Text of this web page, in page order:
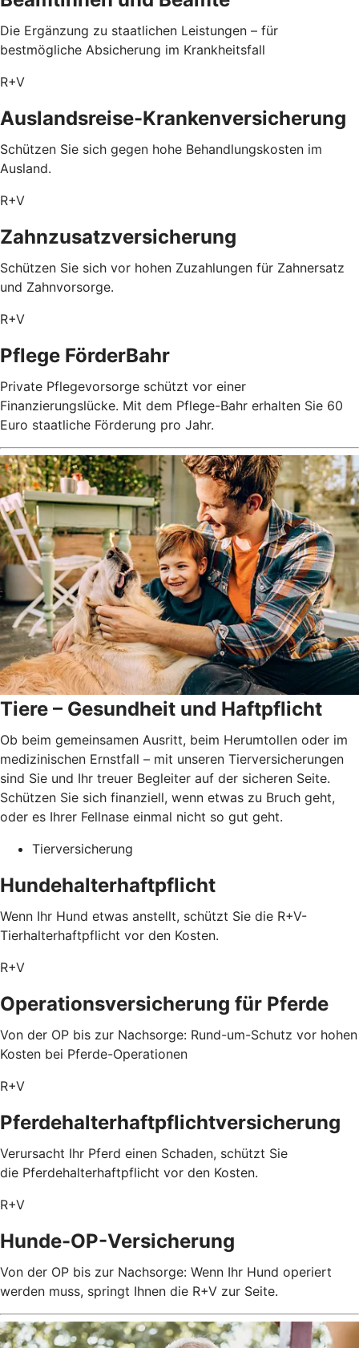
Die Ergänzung zu staatlichen Leistungen – für
bestmögliche Absicherung im Krankheitsfall
R+V
Auslandsreise-Krankenversicherung
Schützen Sie sich gegen hohe Behandlungskosten im
Ausland.
R+V
Zahnzusatzversicherung
Schützen Sie sich vor hohen Zuzahlungen für Zahnersatz
und Zahnvorsorge.
R+V
Pflege FörderBahr
Private Pflegevorsorge schützt vor einer
Finanzierungslücke. Mit dem Pflege-Bahr erhalten Sie 60
Euro staatliche Förderung pro Jahr.
Tiere – Gesundheit und Haftpflicht
Ob beim gemeinsamen Ausritt, beim Herumtollen oder im
medizinischen Ernstfall – mit unseren Tierversicherungen
sind Sie und Ihr treuer Begleiter auf der sicheren Seite.
Schützen Sie sich finanziell, wenn etwas zu Bruch geht,
oder es Ihrer Fellnase einmal nicht so gut geht.
Tierversicherung
Hundehalterhaftpflicht
Wenn Ihr Hund etwas anstellt, schützt Sie die R+V-
Tierhalterhaftpflicht vor den Kosten.
R+V
Operationsversicherung für Pferde
Von der OP bis zur Nachsorge: Rund-um-Schutz vor hohen
Kosten bei Pferde-Operationen
R+V
Pferdehalterhaftpflichtversicherung
Verursacht Ihr Pferd einen Schaden, schützt Sie
die Pferdehalterhaftpflicht vor den Kosten.
R+V
Hunde-OP-Versicherung
Von der OP bis zur Nachsorge: Wenn Ihr Hund operiert
werden muss, springt Ihnen die R+V zur Seite.